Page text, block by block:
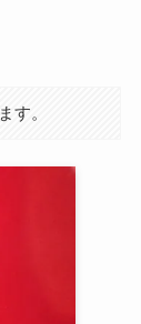
す。